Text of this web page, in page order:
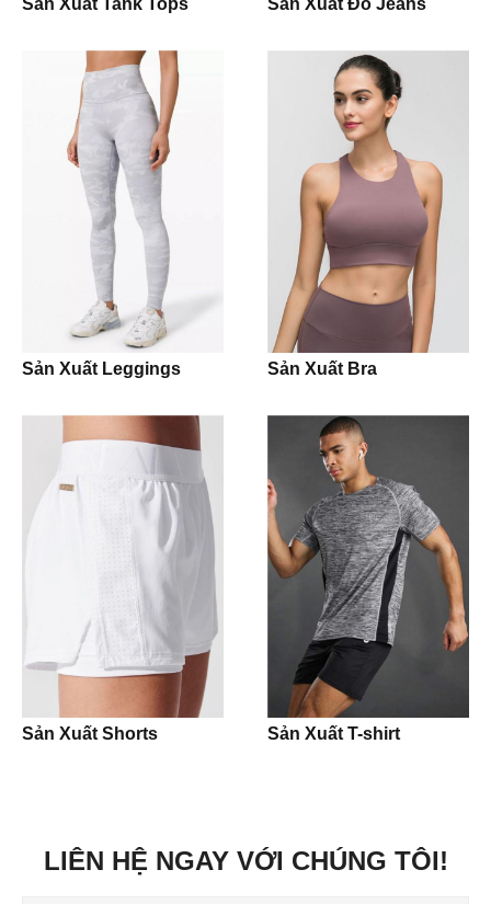
Jogging Trouser
Workwear
Uniform
Hoodie
T-shirt
Boxer
Pijamas
Sản Xuất Tank Tops Sản Xuất Đồ Jeans
Sản Xuất Leggings Sản Xuất Bra
Sản Xuất Shorts Sản Xuất T-shirt
LIÊN HỆ NGAY VỚI CHÚNG TÔI!